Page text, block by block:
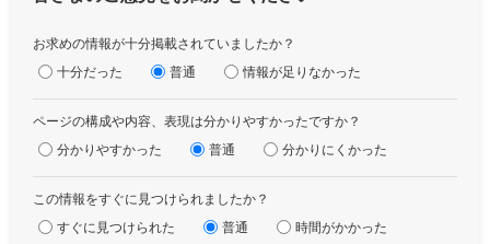
お求めの情報が十分掲載されていましたか？
十分だった
普通 情報が足りなかった
ページの構成や内容、表現は分かりやすかったですか？
分かりやすかった
普通 分かりにくかった
この情報をすぐに見つけられましたか？
すぐに見つけられた
普通 時間がかかった